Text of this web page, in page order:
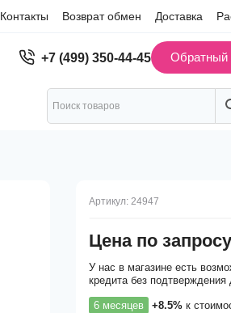
Контакты Возврат обмен Доставка
+7 (499) 350-44-45 Обратный
Артикул:24947
Цена по запросу
У нас в магазине есть
кредита без подтверждения
6 месяцев +8.5% к